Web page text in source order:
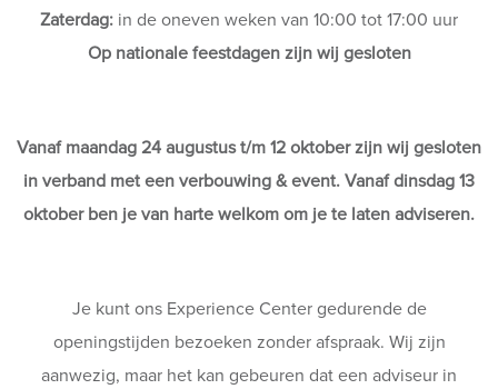
Zaterdag: in de oneven weken van 10:00 tot 17:00 uur
Op nationale feestdagen zijn wij gesloten
Vanaf maandag 24 augustus t/m 12 oktober zijn wij gesloten
in verband met een verbouwing & event. Vanaf dinsdag 13
oktober ben je van harte welkom om je te laten adviseren.
Je kunt ons Experience Center gedurende de
openingstijden bezoeken zonder afspraak. Wij zijn
aanwezig, maar het kan gebeuren dat een adviseur in